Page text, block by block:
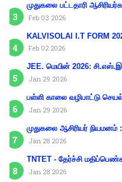
முதுகலை பட்டதாரி
Feb 03 2026
KALVISOLAI I.T FORM
Feb 02 2026
JEE. மெயின் 2026:
Jan 29 2026
பள்ளி காலை வழிபாட்டு
Jan 29 2026
முதுகலை ஆசிரியர் நியமனம் :
Jan 28 2026
TNTET - தேர்ச்சி
Jan 28 2026